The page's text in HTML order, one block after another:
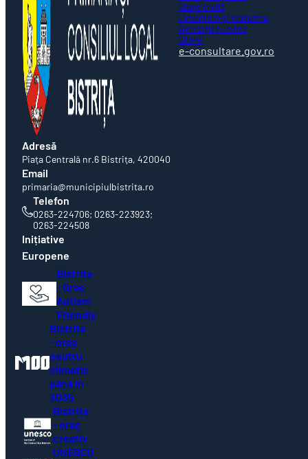
Adresă
Piaţa Centrală nr.6 Bistriţa, 420040
Email
primaria@municipiulbistrita.ro
Telefon
0263-224706; 0263-223923;
0263-224508
Stare civilă
Urbanism și cadastru
Achiziții publice
GDPR
e-consultare.gov.ro
Inițiative
Europene
Bistrița
- Oraș
Autism
Friendly
Bistrița
- oraș
neutru
climatic
până în
2035
Bistrița
- oraș
creativ
UNESCO